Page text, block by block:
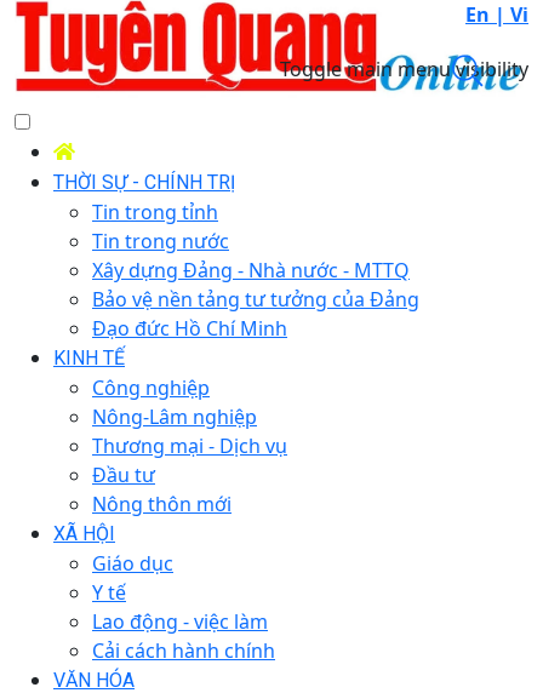
En | Vi
Toggle main menu visibility
THỜI SỰ - CHÍNH TRỊ
Tin trong tỉnh
Tin trong nước
Xây dựng Đảng - Nhà nước - MTTQ
Bảo vệ nền tảng tư tưởng của Đảng
Đạo đức Hồ Chí Minh
KINH TẾ
Công nghiệp
Nông-Lâm nghiệp
Thương mại - Dịch vụ
Đầu tư
Nông thôn mới
XÃ HỘI
Giáo dục
Y tế
Lao động - việc làm
Cải cách hành chính
VĂN HÓA